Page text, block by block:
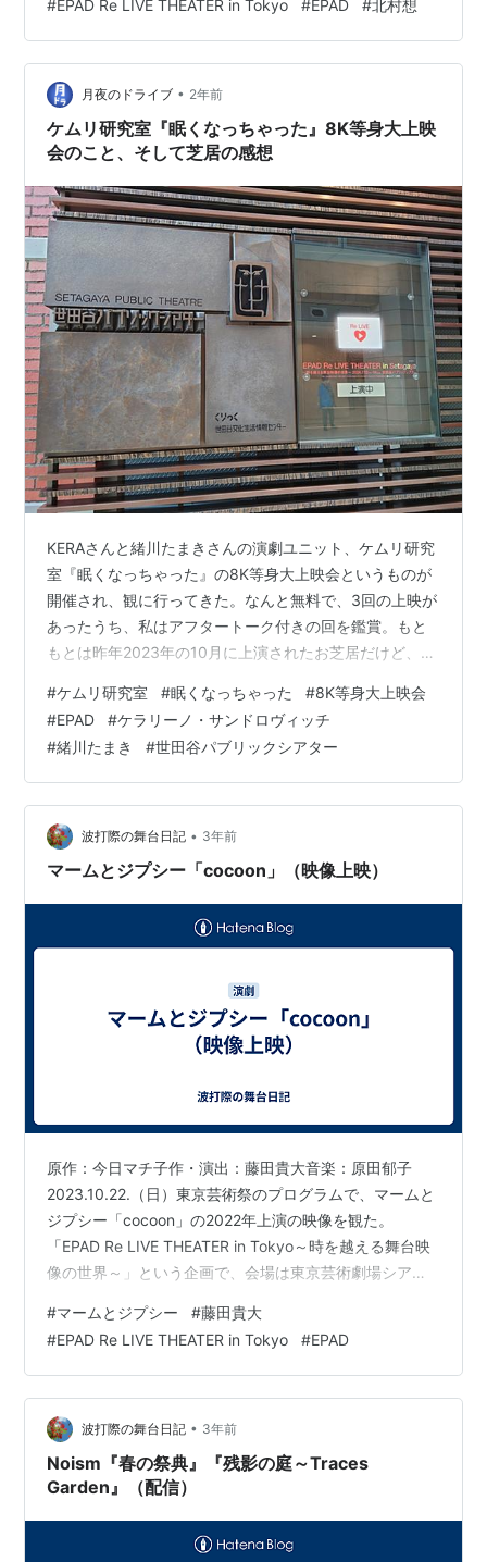
ズと、セーラー服を着た女子が登場。セーラー服で新し
い学校のリーダーズも真っ青のキレキレなダンスだっ
た。お茶の水女子大学舞踊科だそうだ。さすが。 市民の
参加者も迷いのないダンス。衣装は洋服ダンスか…
#EPAD Re LIVE THEATER in Tokyo #EPAD #北村想
月夜のドライブ • 2年前
ケムリ研究室『眠くなっちゃった』8K等身大上映
会のこと、そして芝居の感想
KERAさんと緒川たまきさんの演劇ユニット、ケムリ研究
室『眠くなっちゃった』の8K等身大上映会というものが
開催され、観に行ってきた。なんと無料で、3回の上映が
あったうち、私はアフタートーク付きの回を鑑賞。もと
もとは昨年2023年の10月に上演されたお芝居だけど、そ
含めて少しメモしておこうと思う。 【タイトル】EPAD
Re LIVE THEATER in Setagaya～時を越える舞台映像の
世界～【日程】2024年7月12日(金)～14日(日)【会場】世
田谷パブリックシアター【上映作品】ケムリ研究室
no.3『眠くなっちゃった』(2023…
#ケムリ研究室 #眠くなっちゃった #8K等身大上映会
#EPAD #ケラリーノ・サンドロヴィッチ
#緒川たまき #世田谷パブリックシアター
波打際の舞台日記 • 3年前
マームとジプシー「cocoon」（映像上映）
原作：今日マチ子作・演出：藤田貴大音楽：原田郁子
2023.10.22.（日）東京芸術祭のプログラムで、マームと
ジプシー「cocoon」の2022年上演の映像を観た。
「EPAD Re LIVE THEATER in Tokyo～時を越える舞台映
像の世界～」という企画で、会場は東京芸術劇場シアタ
を集め、2022年には全国で再演された。 劇評などから、
沖縄戦・ひめゆり学徒隊を思わせる、看護に動員された
女学生の話、ということは知っていて、もっと抽象的な
芝居だろうと思っていた。 初めの方は平和な学校のシー
ンが断片的に綴られる。お化粧の話…
#マームとジプシー #藤田貴大
#EPAD Re LIVE THEATER in Tokyo #EPAD
波打際の舞台日記 • 3年前
Noism『春の祭典』『残影の庭～Traces
Garden』（配信）